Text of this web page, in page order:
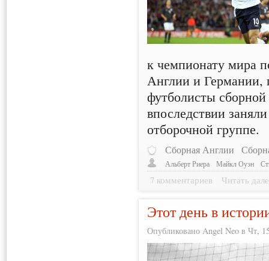
к чемпионату мира
Англии и Германии,
футболисты
впоследствии
отборочной группе.
Сборная Англии
Альберт Риера Майкл Оуэн
7 комментариев Читать
Этот день в
Опубликовано Angel Neo в Чт,